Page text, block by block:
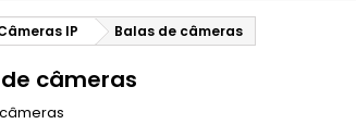
IP Balas de câmeras
câmeras